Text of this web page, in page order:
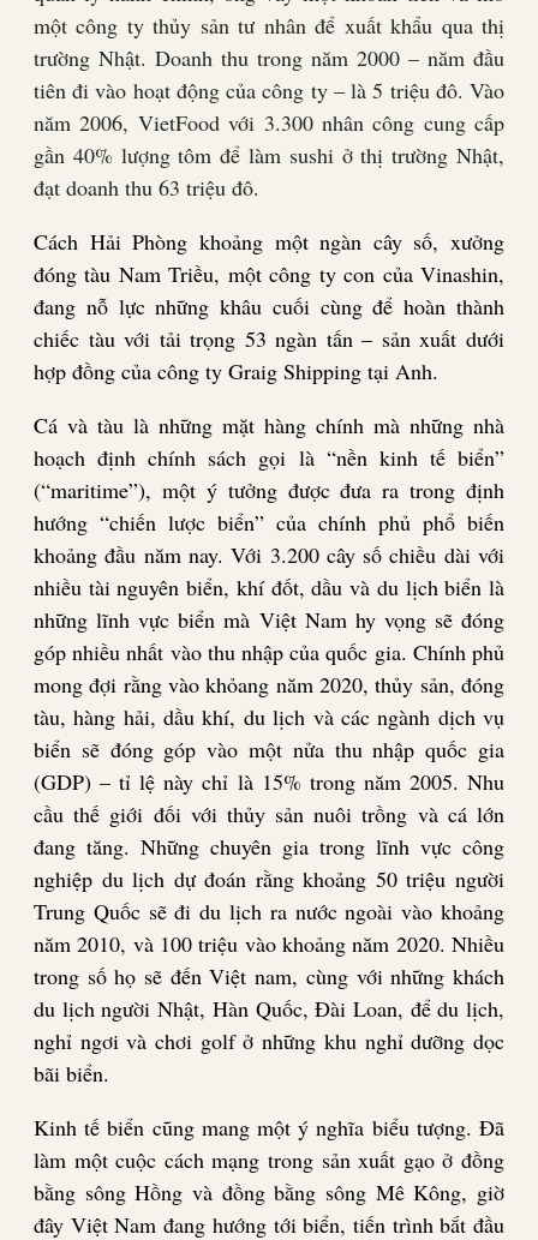
một công ty thủy sản tư nhân để xuất khẩu qua thị
trường Nhật. Doanh thu trong năm 2000 – năm đầu
tiên đi vào hoạt động của công ty – là 5 triệu đô. Vào
năm 2006, VietFood với 3.300 nhân công cung cấp
gần 40% lượng tôm để làm sushi ở thị trường Nhật,
đạt doanh thu 63 triệu đô.
Cách Hải Phòng khoảng một ngàn cây số, xưởng
đóng tàu Nam Triều, một công ty con của Vinashin,
đang nỗ lực những khâu cuối cùng để hoàn thành
chiếc tàu với tải trọng 53 ngàn tấn – sản xuất dưới
hợp đồng của công ty Graig Shipping tại Anh.
Cá và tàu là những mặt hàng chính mà những nhà
hoạch định chính sách gọi là “nền kinh tế biển”
(“maritime”), một ý tưởng được đưa ra trong định
hướng “chiến lược biển” của chính phủ phổ biến
khoảng đầu năm nay. Với 3.200 cây số chiều dài với
nhiều tài nguyên biển, khí đốt, dầu và du lịch biển là
những lĩnh vực biển mà Việt Nam hy vọng sẽ đóng
góp nhiều nhất vào thu nhập của quốc gia. Chính phủ
mong đợi rằng vào khỏang năm 2020, thủy sản, đóng
tàu, hàng hải, dầu khí, du lịch và các ngành dịch vụ
biển sẽ đóng góp vào một nửa thu nhập quốc gia
(GDP) – tỉ lệ này chỉ là 15% trong năm 2005. Nhu
cầu thế giới đối với thủy sản nuôi trồng và cá lớn
đang tăng. Những chuyên gia trong lĩnh vực công
nghiệp du lịch dự đoán rằng khoảng 50 triệu người
Trung Quốc sẽ đi du lịch ra nước ngoài vào khoảng
năm 2010, và 100 triệu vào khoảng năm 2020. Nhiều
trong số họ sẽ đến Việt nam, cùng với những khách
du lịch người Nhật, Hàn Quốc, Đài Loan, để du lịch,
nghỉ ngơi và chơi golf ở những khu nghỉ dưỡng dọc
bãi biển.
Kinh tế biển cũng mang một ý nghĩa biểu tượng. Đã
làm một cuộc cách mạng trong sản xuất gạo ở đồng
bằng sông Hồng và đồng bằng sông Mê Kông, giờ
đây Việt Nam đang hướng tới biển, tiến trình bắt đầu